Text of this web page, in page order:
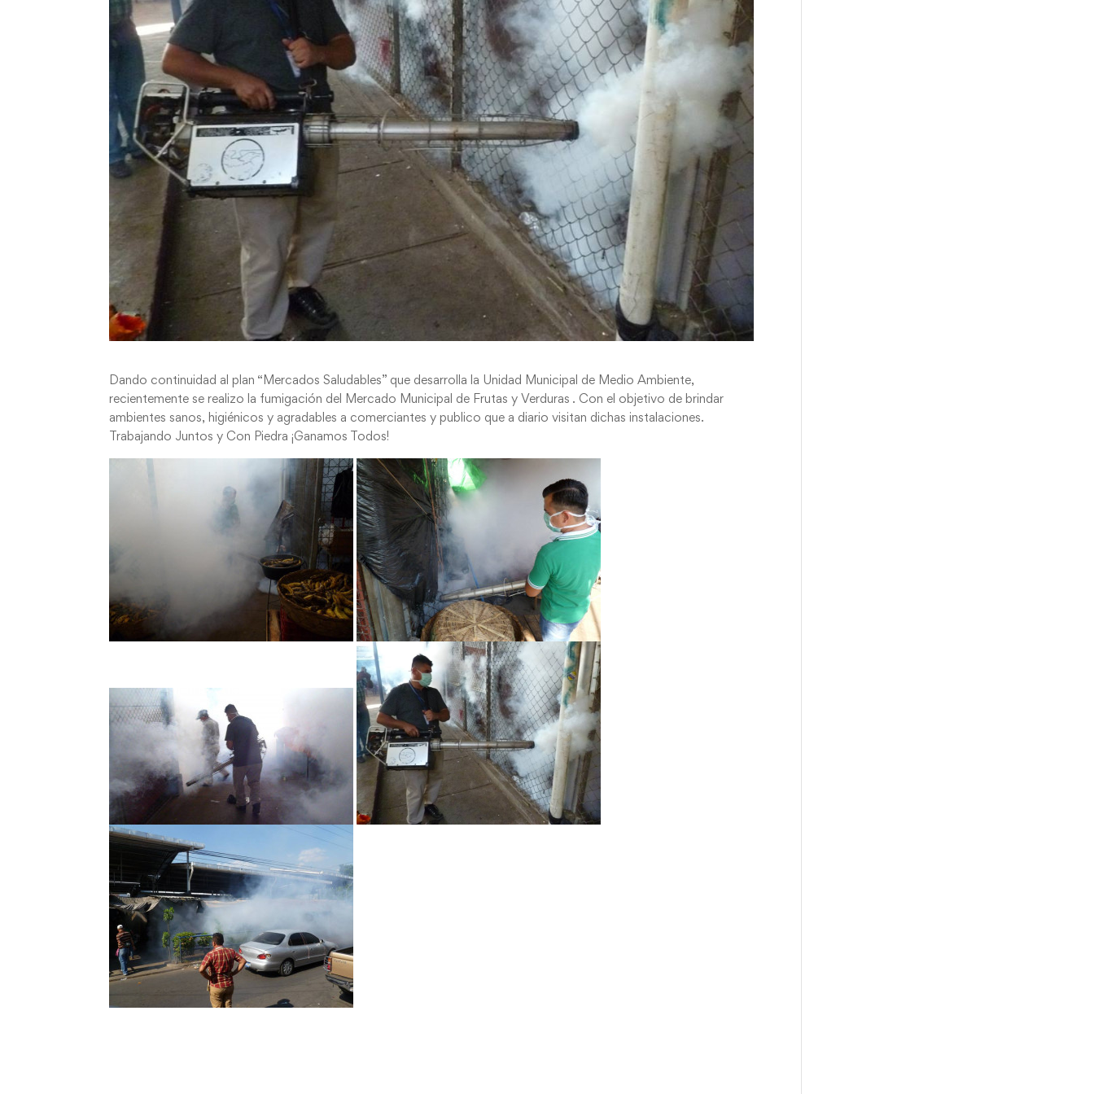
Dando continuidad al plan “Mercados Saludables” que desarrolla la Unidad Municipal de Medio Ambiente,
recientemente se realizo la fumigación del Mercado Municipal de Frutas y Verduras . Con el objetivo de brindar
ambientes sanos, higiénicos y agradables a comerciantes y publico que a diario visitan dichas instalaciones.
Trabajando Juntos y Con Piedra ¡Ganamos Todos!